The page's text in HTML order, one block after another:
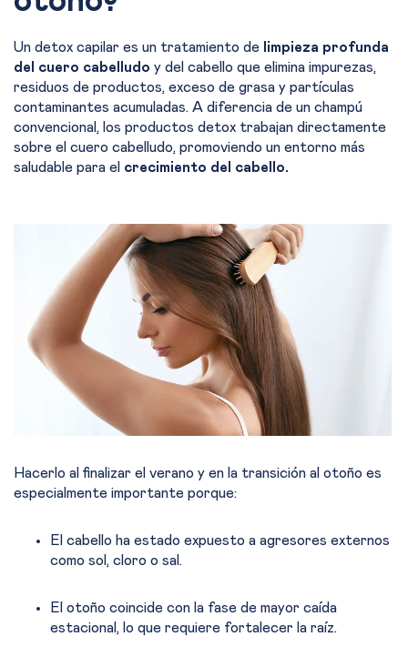
Un detox capilar es un tratamiento de limpieza profunda
del cuero cabelludo y del cabello que elimina impurezas,
residuos de productos, exceso de grasa y partículas
contaminantes acumuladas. A diferencia de un champú
convencional, los productos detox trabajan directamente
sobre el cuero cabelludo, promoviendo un entorno más
saludable para el crecimiento del cabello.
Hacerlo al finalizar el verano y en la transición al otoño es
especialmente importante porque:
El cabello ha estado expuesto a agresores externos
como sol, cloro o sal.
El otoño coincide con la fase de mayor caída
estacional, lo que requiere fortalecer la raíz.